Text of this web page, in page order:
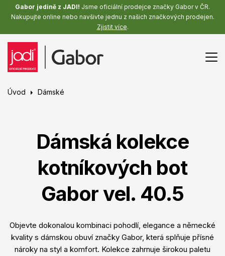
Gabor jedině z JADI! Jsme oficiální prodejce značky Gabor v ČR.
Nakupujte online nebo navšivte jednu z našich značkových prodejen.
Zjistit více.
Úvod Dámské
Dámská kolekce
kotníkových bot
Gabor vel. 40.5
Objevte dokonalou kombinaci pohodlí, elegance a německé
kvality s dámskou obuví značky Gabor, která splňuje přísné
nároky na styl a komfort. Kolekce zahrnuje širokou paletu